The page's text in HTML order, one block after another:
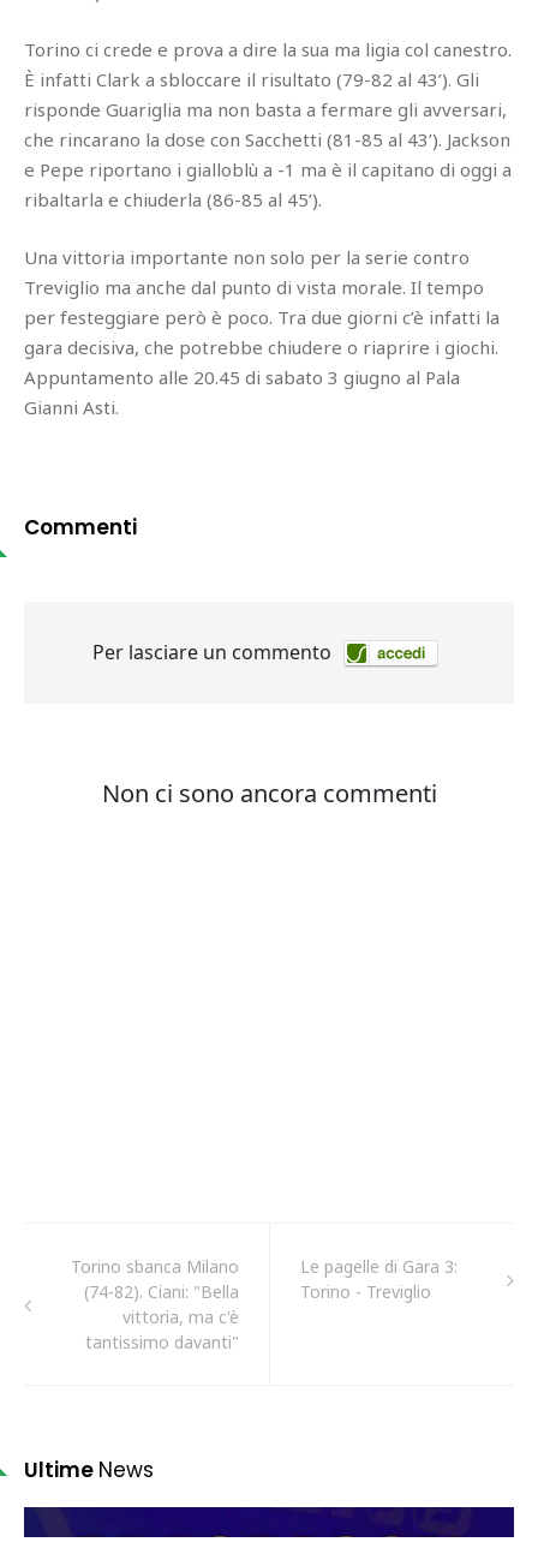
Torino ci crede e prova a dire la sua ma ligia col canestro.
È infatti Clark a sbloccare il risultato (79-82 al 43’). Gli
risponde Guariglia ma non basta a fermare gli avversari,
che rincarano la dose con Sacchetti (81-85 al 43’). Jackson
e Pepe riportano i gialloblù a -1 ma è il capitano di oggi a
ribaltarla e chiuderla (86-85 al 45’).
Una vittoria importante non solo per la serie contro
Treviglio ma anche dal punto di vista morale. Il tempo
per festeggiare però è poco. Tra due giorni c’è infatti la
gara decisiva, che potrebbe chiudere o riaprire i giochi.
Appuntamento alle 20.45 di sabato 3 giugno al Pala
Gianni Asti.
Commenti
Torino sbanca Milano
(74-82). Ciani: "Bella
vittoria, ma c'è
tantissimo davanti"
Le pagelle di Gara 3:
Torino - Treviglio
Ultime News